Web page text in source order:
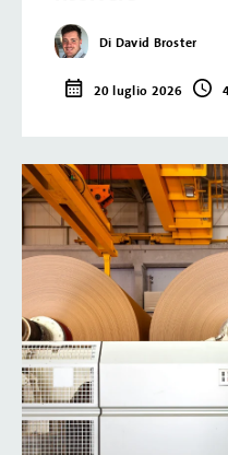
Di David Broster
20 luglio 2026